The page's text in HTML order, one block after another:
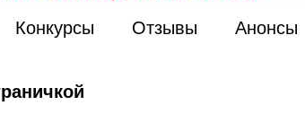
Конкурсы Отзывы Анонсы